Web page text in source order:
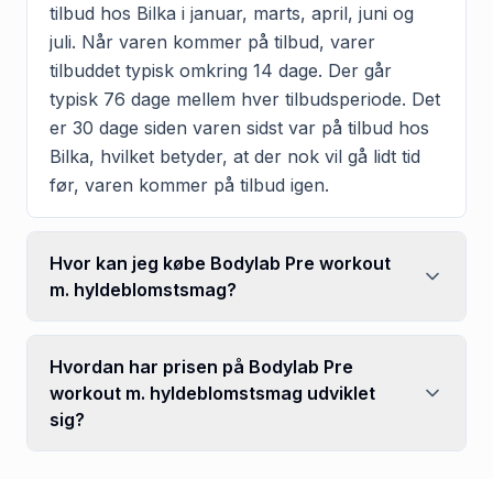
tilbud hos Bilka i januar, marts, april, juni og
juli. Når varen kommer på tilbud, varer
tilbuddet typisk omkring 14 dage. Der går
typisk 76 dage mellem hver tilbudsperiode. Det
er 30 dage siden varen sidst var på tilbud hos
Bilka, hvilket betyder, at der nok vil gå lidt tid
før, varen kommer på tilbud igen.
Hvor kan jeg købe Bodylab Pre workout
m. hyldeblomstsmag?
Hvordan har prisen på Bodylab Pre
workout m. hyldeblomstsmag udviklet
sig?